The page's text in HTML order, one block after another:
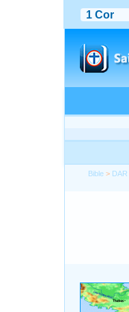
Bible > DAR